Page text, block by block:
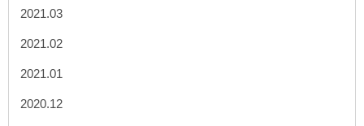
2021.03
2021.02
2021.01
2020.12